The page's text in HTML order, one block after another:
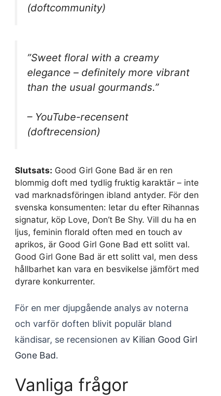
(doftcommunity)
”Sweet floral with a creamy
elegance – definitely more vibrant
than the usual gourmands.”
– YouTube-recensent
(doftrecension)
Slutsats: Good Girl Gone Bad är en ren
blommig doft med tydlig fruktig karaktär – inte
vad marknadsföringen ibland antyder. För den
svenska konsumenten: letar du efter Rihannas
signatur, köp Love, Don’t Be Shy. Vill du ha en
ljus, feminin florald often med en touch av
aprikos, är Good Girl Gone Bad ett solitt val.
Good Girl Gone Bad är ett solitt val, men dess
hållbarhet kan vara en besvikelse jämfört med
dyrare konkurrenter.
För en mer djupgående analys av noterna
och varför doften blivit populär bland
kändisar, se recensionen av Kilian Good Girl
Gone Bad.
Vanliga frågor